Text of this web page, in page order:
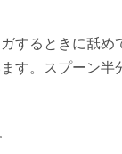
するときに舐
す。スプーン